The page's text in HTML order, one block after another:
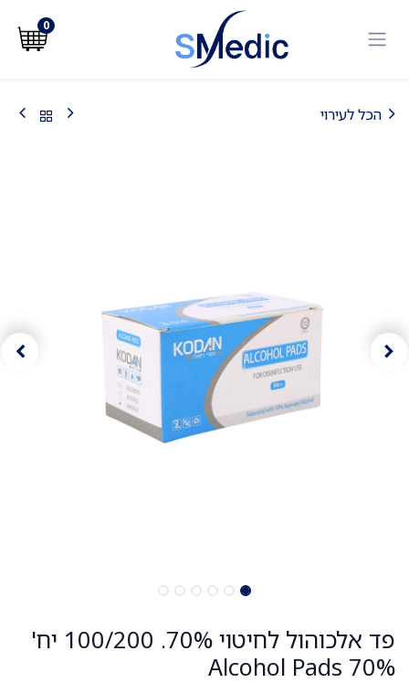
0
הכל לעירוי
פד אלכוהול לחיטוי 70%. 100/200 יח'
Alcohol Pads 70%